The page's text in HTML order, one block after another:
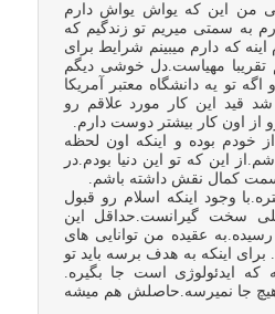
من این که یواش یواش دارم
به سمتی میریم تو زندگیم که
که دارم میبینم شرایط برای
تقریبا مهیاست.دل خوشی دیگم
تو یه دانشگاه معتبر آمریکا
شد قید این کار مورد علاقم رو
از اون کار بیشتر دوست دارم.
خودم بوده و اینکه اون لحظه
این که تو این دنیا بودم.در
کمال نقش داشته باشم.
وجود اینکه اسلام رو قبول
سخت گیرانست.حداقل این
عقیده من توانایی های
برای اینکه به هدف برسه باید تو
که ایدئولوژی است جا بگیره.
جا نمیرسه.حاصلش هم میشه